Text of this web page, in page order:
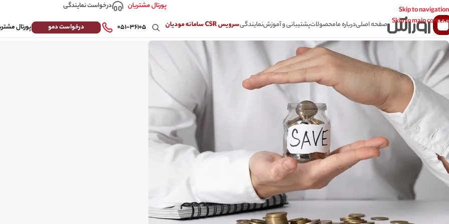
Skip to navigation
Skip to main content
پورتال مشتریان
درخواست نمایندگی
صفحه اصلیدرباره مامحصولاتپشتیبانی و آموزشنمایندگیسرویس CSR سامانه مودیان ۰۵۱-۳۶۱۰۵ درخواست دمو پورتال